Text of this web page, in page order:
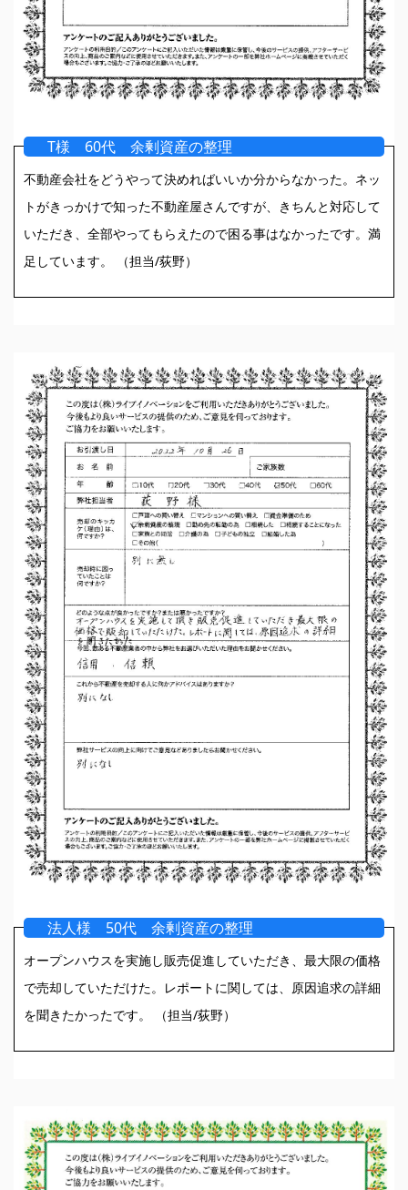
T様 60代 余剰資産の整理
不動産会社をどうやって決めればいいか分からなかった。ネッ
トがきっかけで知った不動産屋さんですが、きちんと対応して
いただき、全部やってもらえたので困る事はなかったです。満
足しています。 （担当/荻野）
法人様 50代 余剰資産の整理
オープンハウスを実施し販売促進していただき、最大限の価格
で売却していただけた。レポートに関しては、原因追求の詳細
を聞きたかったです。 （担当/荻野）